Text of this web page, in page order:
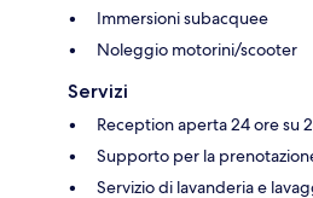
Immersioni subacquee
Noleggio motorini/scooter
Servizi
Reception aperta 24 ore su
Supporto per la
Servizio di lavanderia e